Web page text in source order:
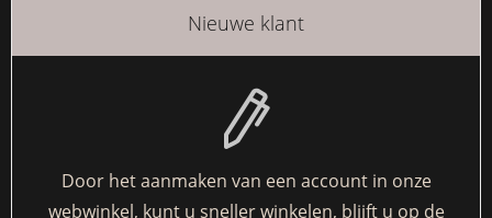
Nieuwe klant
Door het aanmaken van een account in onze
webwinkel, kunt u sneller winkelen, blijft u op de